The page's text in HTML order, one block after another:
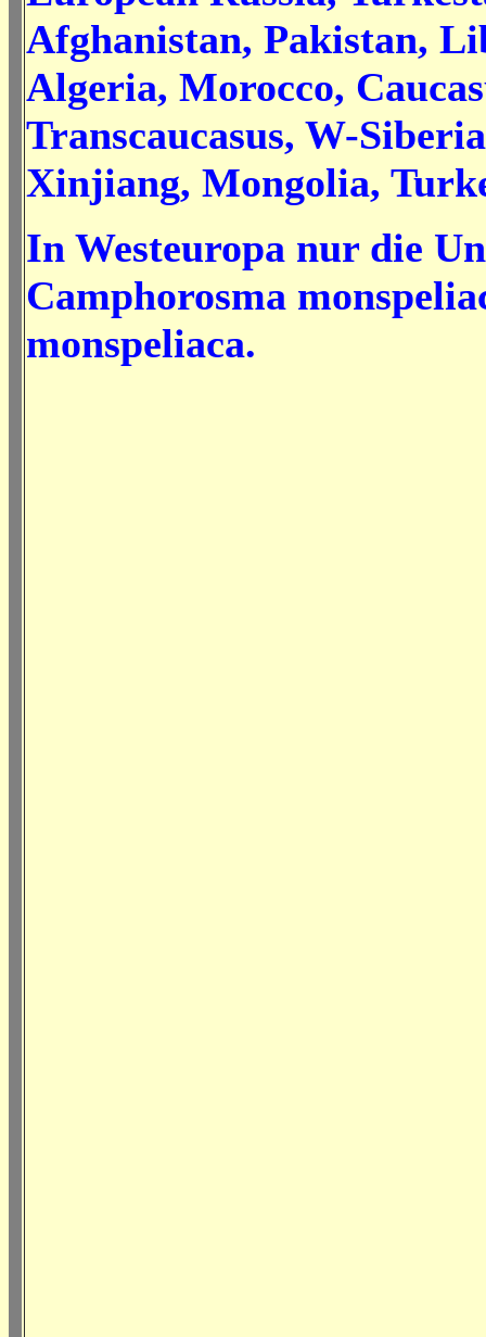
Afghanistan, Pakistan,
Algeria, Morocco,
Transcaucasus, W-
Xinjiang, Mongolia,
In Westeuropa nur die
Camphorosma
monspeliaca.